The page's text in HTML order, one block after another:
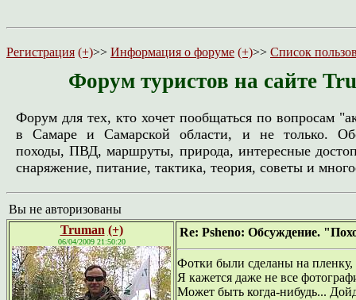
Регистрация (+)>> Информация о форуме (+)>> Список
Форум туристов на сайте
Форум для тех, кто хочет пообщаться по вопросам
в Самаре и Самарской области, и не только.
походы, ПВД, маршруты, природа, интересные
снаряжение, питание, тактика, теория, советы и
Вы не авторизованы
Truman (+)
06/04/2009 21:50:20
Re: Psheno: Обсуждение.
Фотки были сделаны на
Я кажется даже не все
Может быть когда-нибудь...